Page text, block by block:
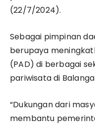
(22/7/2024).
Sebagai pimpinan
berupaya
(PAD) di berbagai
pariwisata di
“Dukungan dari
membantu